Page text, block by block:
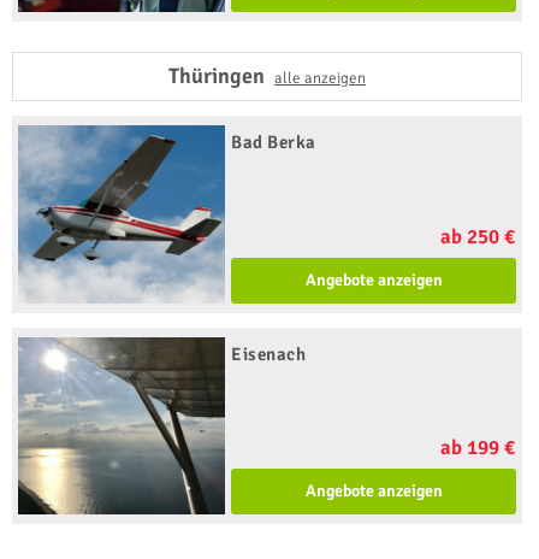
Thüringen alle anzeigen
Bad Berka
ab 250 €
Angebote anzeigen
Eisenach
ab 199 €
Angebote anzeigen